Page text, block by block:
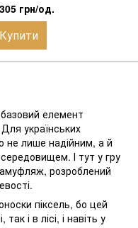
елемент
українських
не лише надійним, а й
І тут у гру
розроблений
піксель, бо цей
і в лісі, і навіть у
грн/од.
Купити